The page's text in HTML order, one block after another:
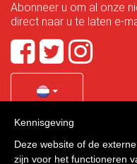
Abonneer u om al onze
direct naar u te laten e-
Quality Homes Costa
La Manga Holiday
Kennisgeving
Deze website of de
zijn voor het functioneren